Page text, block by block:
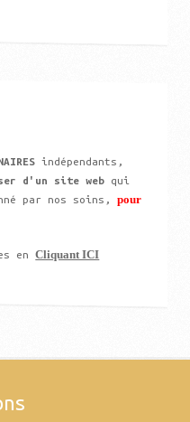
indépendants,
d'un site web qui
par nos soins,pour
enCliquant ICI